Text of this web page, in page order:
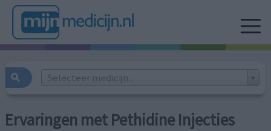
Selecteer medicijn...
Ervaringen met Pethidine Injecties